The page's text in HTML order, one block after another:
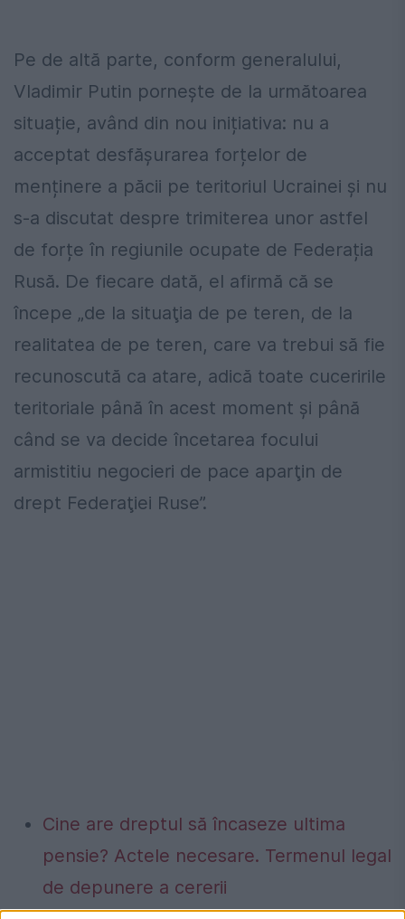
Pe de altă parte, conform generalului,
Vladimir Putin pornește de la următoarea
situație, având din nou inițiativa: nu a
acceptat desfășurarea forțelor de
menținere a păcii pe teritoriul Ucrainei și nu
s-a discutat despre trimiterea unor astfel
de forțe în regiunile ocupate de Federația
Rusă. De fiecare dată, el afirmă că se
începe „de la situaţia de pe teren, de la
realitatea de pe teren, care va trebui să fie
recunoscută ca atare, adică toate cuceririle
teritoriale până în acest moment şi până
când se va decide încetarea focului
armistitiu negocieri de pace aparţin de
drept Federaţiei Ruse”.
Cine are dreptul să încaseze ultima
pensie? Actele necesare. Termenul legal
de depunere a cererii